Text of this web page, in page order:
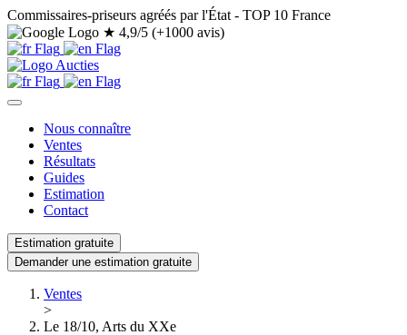
Commissaires-priseurs agréés par l'État - TOP 10 France
★ 4,9/5 (+1000 avis)
Nous connaître
Ventes
Résultats
Guides
Estimation
Contact
Estimation gratuite
Demander une estimation gratuite
Ventes
>
Le 18/10, Arts du XXe